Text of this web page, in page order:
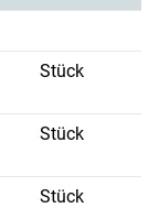
Stück
Stück
Stück